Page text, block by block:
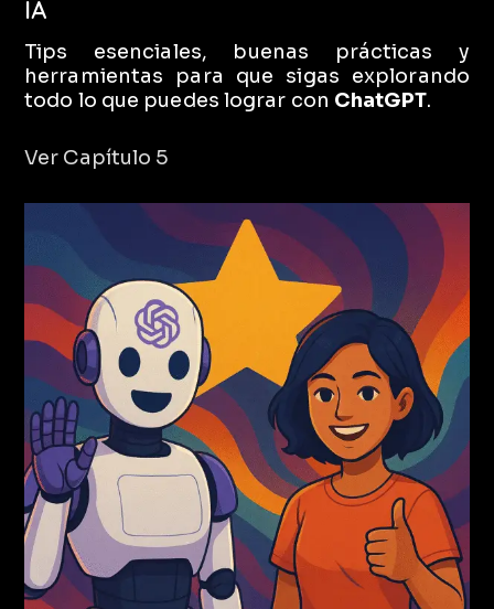
IA
Tips esenciales, buenas prácticas y
herramientas para que sigas explorando
todo lo que puedes lograr con ChatGPT.
Ver Capítulo 5